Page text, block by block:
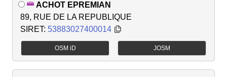
ACHOT EPREMIAN
89, RUE DE LA REPUBLIQUE
SIRET: 53883027400014
OSM iD JOSM